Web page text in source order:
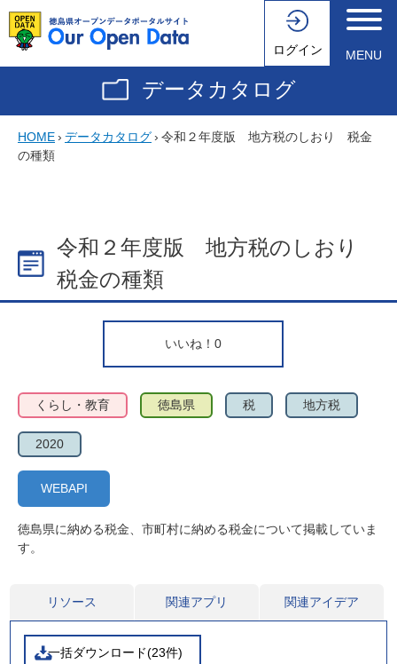
ログイン MENU
データカタログ
HOME› データカタログ› 令和２年度版 地方税のしおり 税金
の種類
令和２年度版 地方税のしおり
税金の種類
いいね！ 0
くらし・教育 徳島県 税 地方税
2020
WEBAPI
徳島県に納める税金、市町村に納める税金について掲載していま
す。
リソース 関連アプリ 関連アイデア
一括ダウンロード(23件)